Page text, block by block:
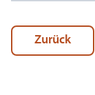
Zurück